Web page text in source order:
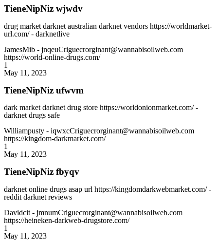
TieneNipNiz wjwdv
drug market darknet australian darknet vendors https://worldmarket-
url.com/ - darknetlive
JamesMib - jnqeuCriguecrorginant@wannabisoilweb.com
https://world-online-drugs.com/
1
May 11, 2023
TieneNipNiz ufwvm
dark market darknet drug store https://worldonionmarket.com/ -
darknet drugs safe
Williampusty - iqwxcCriguecrorginant@wannabisoilweb.com
https://kingdom-darkmarket.com/
1
May 11, 2023
TieneNipNiz fbyqv
darknet online drugs asap url https://kingdomdarkwebmarket.com/ -
reddit darknet reviews
Davidcit - jmnumCriguecrorginant@wannabisoilweb.com
https://heineken-darkweb-drugstore.com/
1
May 11, 2023